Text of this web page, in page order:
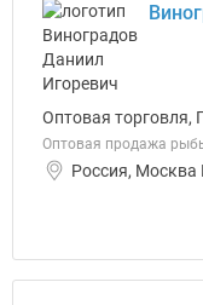
Оптовая торговля,
Оптовая продажа
Россия, Москва